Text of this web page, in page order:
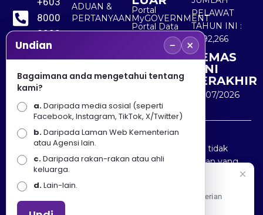
8000
8000
+603
8891
7100
ADUAN &
PERTANYAAN
Portal
MyGOVERNMENT
Portal Data
Terbuka
Sektor Awam
PELAWAT
TAHUN INI :
5,492,266
KEMAS
KINI
TERAKHIR
30/07/2026
Penafian : Kerajaan Malaysia dan Kementerian
Pelancongan Seni dan Budaya (MOTAC) adalah tidak
bertanggungjawab atas kehilangan atau kerugian yang
disebabkan oleh penggunaan mana-mana maklumat
yang diperolehi dari portal ini.
Undian − ×
Bagaimana anda mengetahui tentang
kami?
a.Daripada media sosial (seperti
Facebook, Instagram, TikTok, X/Twitter)
b.Daripada Laman Web Kementerian
atau Agensi lain.
c.Daripada rakan-rakan atau ahli
keluarga.
d.Lain-lain.
Apa Khabar! Selamat datang ke Portal Rasmi Kementerian
Pelancongan, Seni dan Budaya